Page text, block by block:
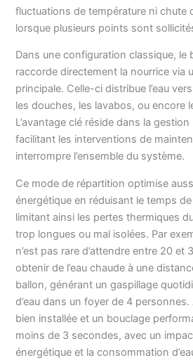
fluctuations de température ni chute
lorsque plusieurs points sont
Dans une configuration classique, le
raccorde directement la nourrice via
principale. Celle-ci distribue l’eau
les douches, les lavabos, ou encore
L’avantage clé réside dans la
facilitant les interventions de
interrompre l’ensemble du système.
Ce mode de répartition optimise
énergétique en réduisant le temps de
limitant ainsi les pertes thermiques
trop longues ou mal isolées. Par
n’est pas rare d’attendre entre 20 et
obtenir de l’eau chaude à une
ballon, générant un gaspillage
d’eau dans un foyer de 4
bien installée et un bouclage
moins de 3 secondes, avec un
énergétique et la consommation